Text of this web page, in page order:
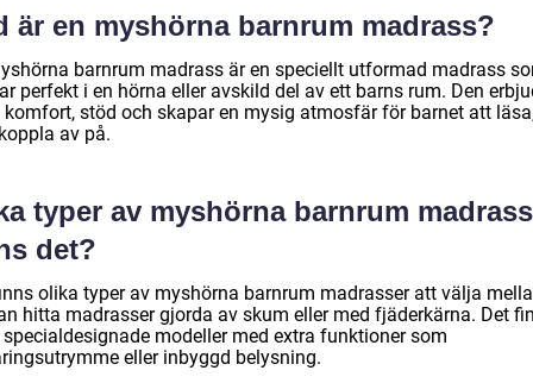
är en myshörna barnrum madrass?
barnrum madrass är en speciellt utformad madrass
perfekt i en hörna eller avskild del av ett barns rum. Den
komfort, stöd och skapar en mysig atmosfär för barnet att
av på.
typer av myshörna barnrum
det?
olika typer av myshörna barnrum madrasser att välja
hitta madrasser gjorda av skum eller med fjäderkärna. Det
specialdesignade modeller med extra funktioner som
eller inbyggd belysning.